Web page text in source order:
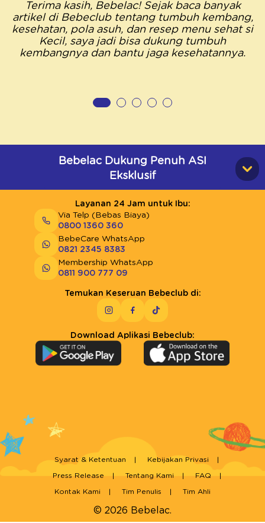
Terima kasih, Bebelac! Sejak baca banyak
artikel di Bebeclub tentang tumbuh kembang,
kesehatan, pola asuh, dan resep menu sehat si
Kecil, saya jadi bisa dukung tumbuh
kembangnya dan bantu jaga kesehatannya.
Bebelac Dukung Penuh ASI
Eksklusif
Layanan 24 Jam untuk Ibu:
Via Telp (Bebas Biaya)
0800 1360 360
BebeCare WhatsApp
0821 2345 8383
Membership WhatsApp
0811 900 777 09
Temukan Keseruan Bebeclub di:
Download Aplikasi Bebeclub:
© 2026 Bebelac.
Syarat & Ketentuan Kebijakan Privasi
Press Release Tentang Kami FAQ
Kontak Kami Tim Penulis Tim Ahli